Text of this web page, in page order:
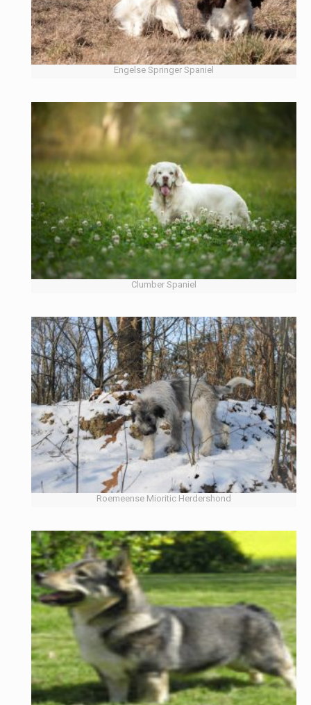
Engelse Springer Spaniel
Clumber Spaniel
Roemeense Mioritic Herdershond